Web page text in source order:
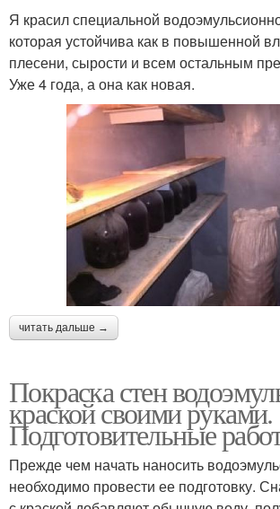
Я красил специальной
которая устойчива как в повышенной
плесени, сырости и всем остальным
Уже 4 года, а она как новая.
читать дальше →
Покраска стен
краской своими руками.
Подготовительные
Прежде чем начать наносить
необходимо провести ее подготовку.